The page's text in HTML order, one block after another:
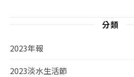
分類
2023年報
2023淡水生活節